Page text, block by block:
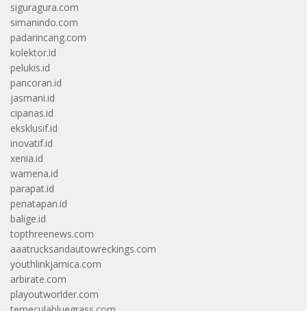
siguragura.com
simanindo.com
padarincang.com
kolektor.id
pelukis.id
pancoran.id
jasmani.id
cipanas.id
eksklusif.id
inovatif.id
xenia.id
wamena.id
parapat.id
penatapan.id
balige.id
topthreenews.com
aaatrucksandautowreckings.com
youthlinkjamica.com
arbirate.com
playoutworlder.com